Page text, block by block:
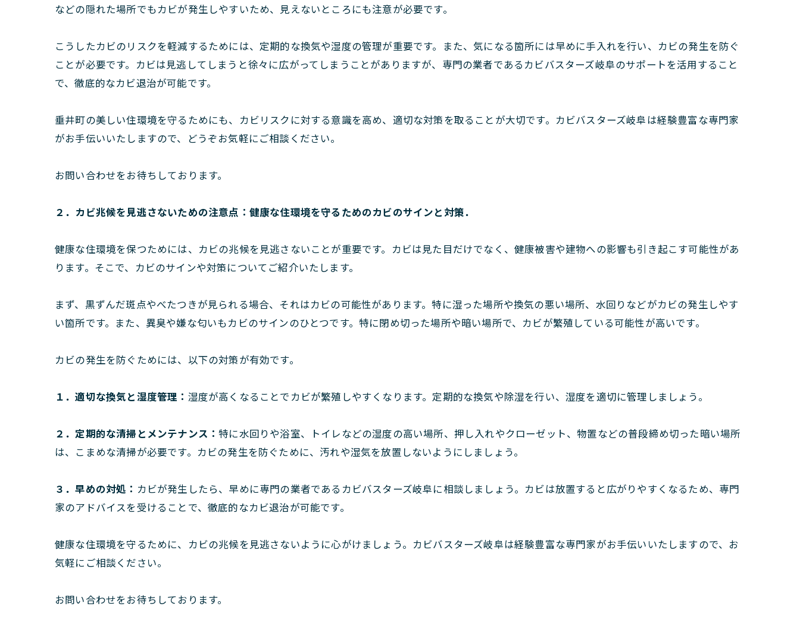
などの隠れた場所でもカビが発生しやすいため、見えないところにも注意が必要です。
こうしたカビのリスクを軽減するためには、定期的な換気や湿度の管理が重要です。また、気になる箇所には早めに手入れを行い、カビの発生を防ぐ
ことが必要です。カビは見逃してしまうと徐々に広がってしまうことがありますが、専門の業者であるカビバスターズ岐阜のサポートを活用すること
で、徹底的なカビ退治が可能です。
垂井町の美しい住環境を守るためにも、カビリスクに対する意識を高め、適切な対策を取ることが大切です。カビバスターズ岐阜は経験豊富な専門家
がお手伝いいたしますので、どうぞお気軽にご相談ください。
お問い合わせをお待ちしております。
２．カビ兆候を見逃さないための注意点：健康な住環境を守るためのカビのサインと対策．
健康な住環境を保つためには、カビの兆候を見逃さないことが重要です。カビは見た目だけでなく、健康被害や建物への影響も引き起こす可能性があ
ります。そこで、カビのサインや対策についてご紹介いたします。
まず、黒ずんだ斑点やべたつきが見られる場合、それはカビの可能性があります。特に湿った場所や換気の悪い場所、水回りなどがカビの発生しやす
い箇所です。また、異臭や嫌な匂いもカビのサインのひとつです。特に閉め切った場所や暗い場所で、カビが繁殖している可能性が高いです。
カビの発生を防ぐためには、以下の対策が有効です。
１．適切な換気と湿度管理： 湿度が高くなることでカビが繁殖しやすくなります。定期的な換気や除湿を行い、湿度を適切に管理しましょう。
２．定期的な清掃とメンテナンス：特に水回りや浴室、トイレなどの湿度の高い場所、押し入れやクローゼット、物置などの普段締め切った暗い場所
は、こまめな清掃が必要です。カビの発生を防ぐために、汚れや湿気を放置しないようにしましょう。
３．早めの対処： カビが発生したら、早めに専門の業者であるカビバスターズ岐阜に相談しましょう。カビは放置すると広がりやすくなるため、専門
家のアドバイスを受けることで、徹底的なカビ退治が可能です。
健康な住環境を守るために、カビの兆候を見逃さないように心がけましょう。カビバスターズ岐阜は経験豊富な専門家がお手伝いいたしますので、お
気軽にご相談ください。
お問い合わせをお待ちしております。